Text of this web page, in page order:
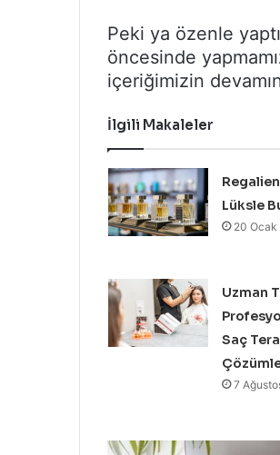
Peki ya özenle
öncesinde
içeriğimizin
İlgili Makaleler
Lüksle
20 Ocak
Uzman
Saç
7